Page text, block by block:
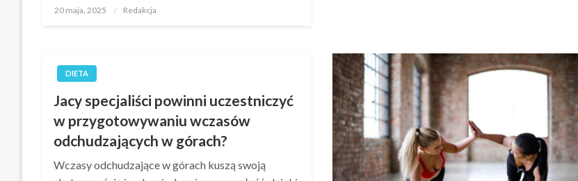
Opublikowane
20 maja, 2025 Redakcja
DIETA
Jacy specjaliści powinni uczestniczyć
w przygotowywaniu wczasów
odchudzających w górach?
Wczasy odchudzające w górach kuszą swoją